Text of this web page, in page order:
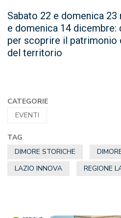
Sabato 22 e domenica
e domenica 14 dicembre:
per scoprire il patrimonio
del territorio
CATEGORIE
EVENTI
TAG
DIMORE STORICHE
LAZIO INNOVA
REGIONE